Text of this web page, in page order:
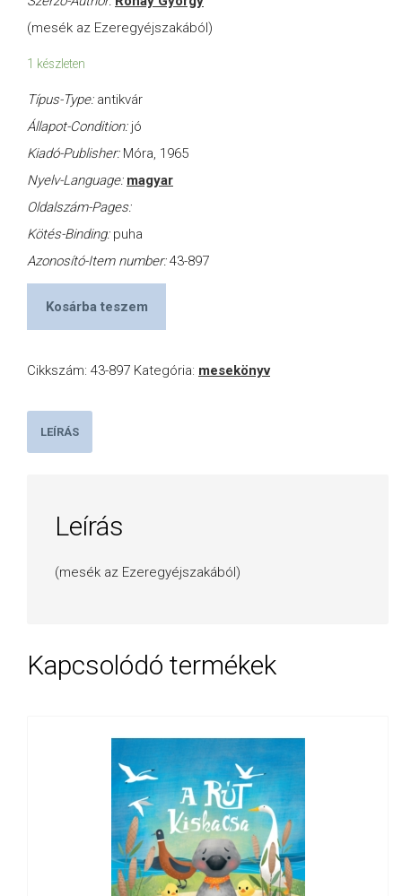
(mesék az Ezeregyéjszakából)
1 készleten
Típus-Type: antikvár
Állapot-Condition: jó
Kiadó-Publisher: Móra, 1965
Nyelv-Language: magyar
Oldalszám-Pages:
Kötés-Binding: puha
Azonosító-Item number:43-897
Kosárba teszem
Cikkszám: 43-897 Kategória: mesekönyv
LEÍRÁS
Leírás
(mesék az Ezeregyéjszakából)
Kapcsolódó termékek